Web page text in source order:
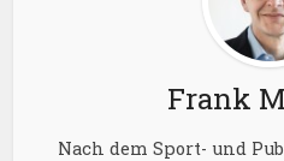
Frank
Nach dem Sport- und